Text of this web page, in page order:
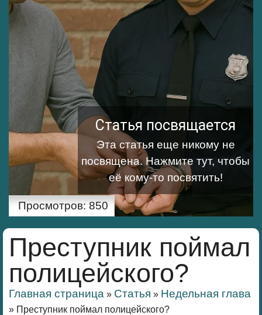
Статья посвящается
Эта статья еще никому не
посвящена.Нажмите тут, чтобы
её кому-то посвятить!
Просмотров: 850
Преступник поймал
полицейского?
Главная страница » Статья » Недельная глава
» Преступник поймал полицейского?